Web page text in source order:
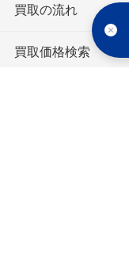
買取の流れ
買取価格検索